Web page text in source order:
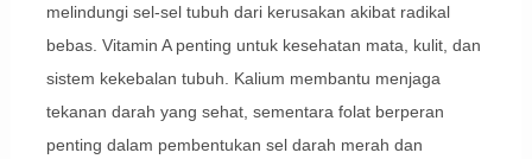
melindungi sel-sel tubuh dari kerusakan akibat radikal
bebas. Vitamin A penting untuk kesehatan mata, kulit, dan
sistem kekebalan tubuh. Kalium membantu menjaga
tekanan darah yang sehat, sementara folat berperan
penting dalam pembentukan sel darah merah dan